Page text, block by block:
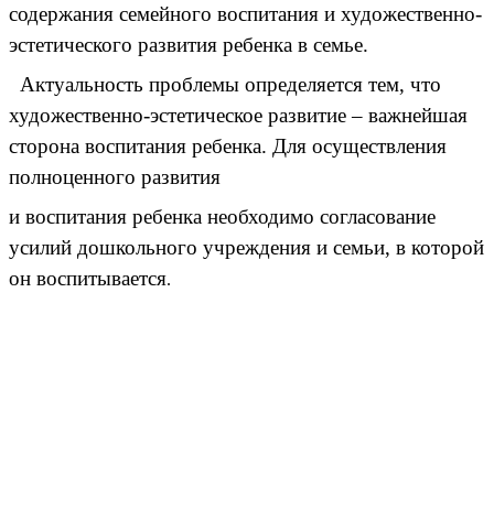
содержания семейного воспитания и художественно-
эстетического развития ребенка в семье.
Актуальность проблемы определяется тем, что
художественно-эстетическое развитие – важнейшая
сторона воспитания ребенка. Для осуществления
полноценного развития
и воспитания ребенка необходимо согласование
усилий дошкольного учреждения и семьи, в которой
он воспитывается.